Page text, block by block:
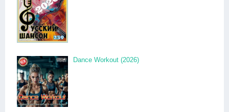
Dance Workout (2026)